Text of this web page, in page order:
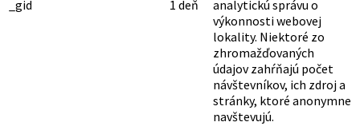
_gid 1 deň
analytickú správu o
výkonnosti webovej
lokality. Niektoré zo
zhromažďovaných
údajov zahŕňajú počet
návštevníkov, ich zdroj a
stránky, ktoré anonymne
navštevujú.